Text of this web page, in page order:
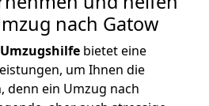
nach Gatow
Umzugshilfe bietet eine
um Ihnen die
denn ein Umzug nach